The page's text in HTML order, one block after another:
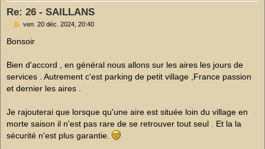
Re: 26 - SAILLANS
M
s
e
n
n
ven. 20 déc. 2024, 20:40
Bonsoir
Bien d'accord , en général nous allons sur les aires les jours de
services . Autrement c'est parking de petit village ,France passion
et dernier les aires .
Je rajouterai que lorsque qu'une aire est située loin du village en
morte saison il n'est pas rare de se retrouver tout seul . Et la la
sécurité n'est plus garantie.